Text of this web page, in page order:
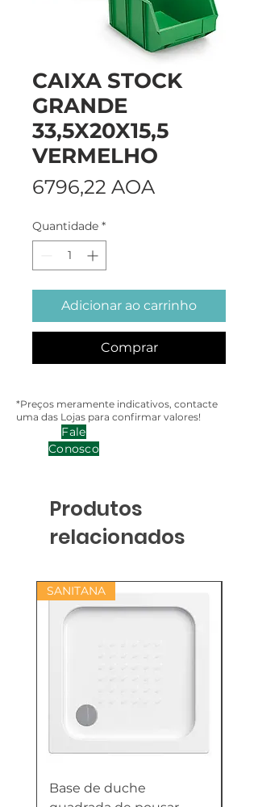
CAIXA STOCK
GRANDE
33,5X20X15,5
VERMELHO
6796,22 AOA
Quantidade *
Adicionar ao carrinho
Comprar
*Preços meramente indicativos, contacte
uma das Lojas para confirmar valores!
Fale
Conosco
Produtos
relacionados
SANITANA
Base de duche